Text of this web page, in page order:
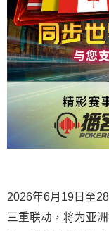
2026年6月19日至
三重联动，将为亚